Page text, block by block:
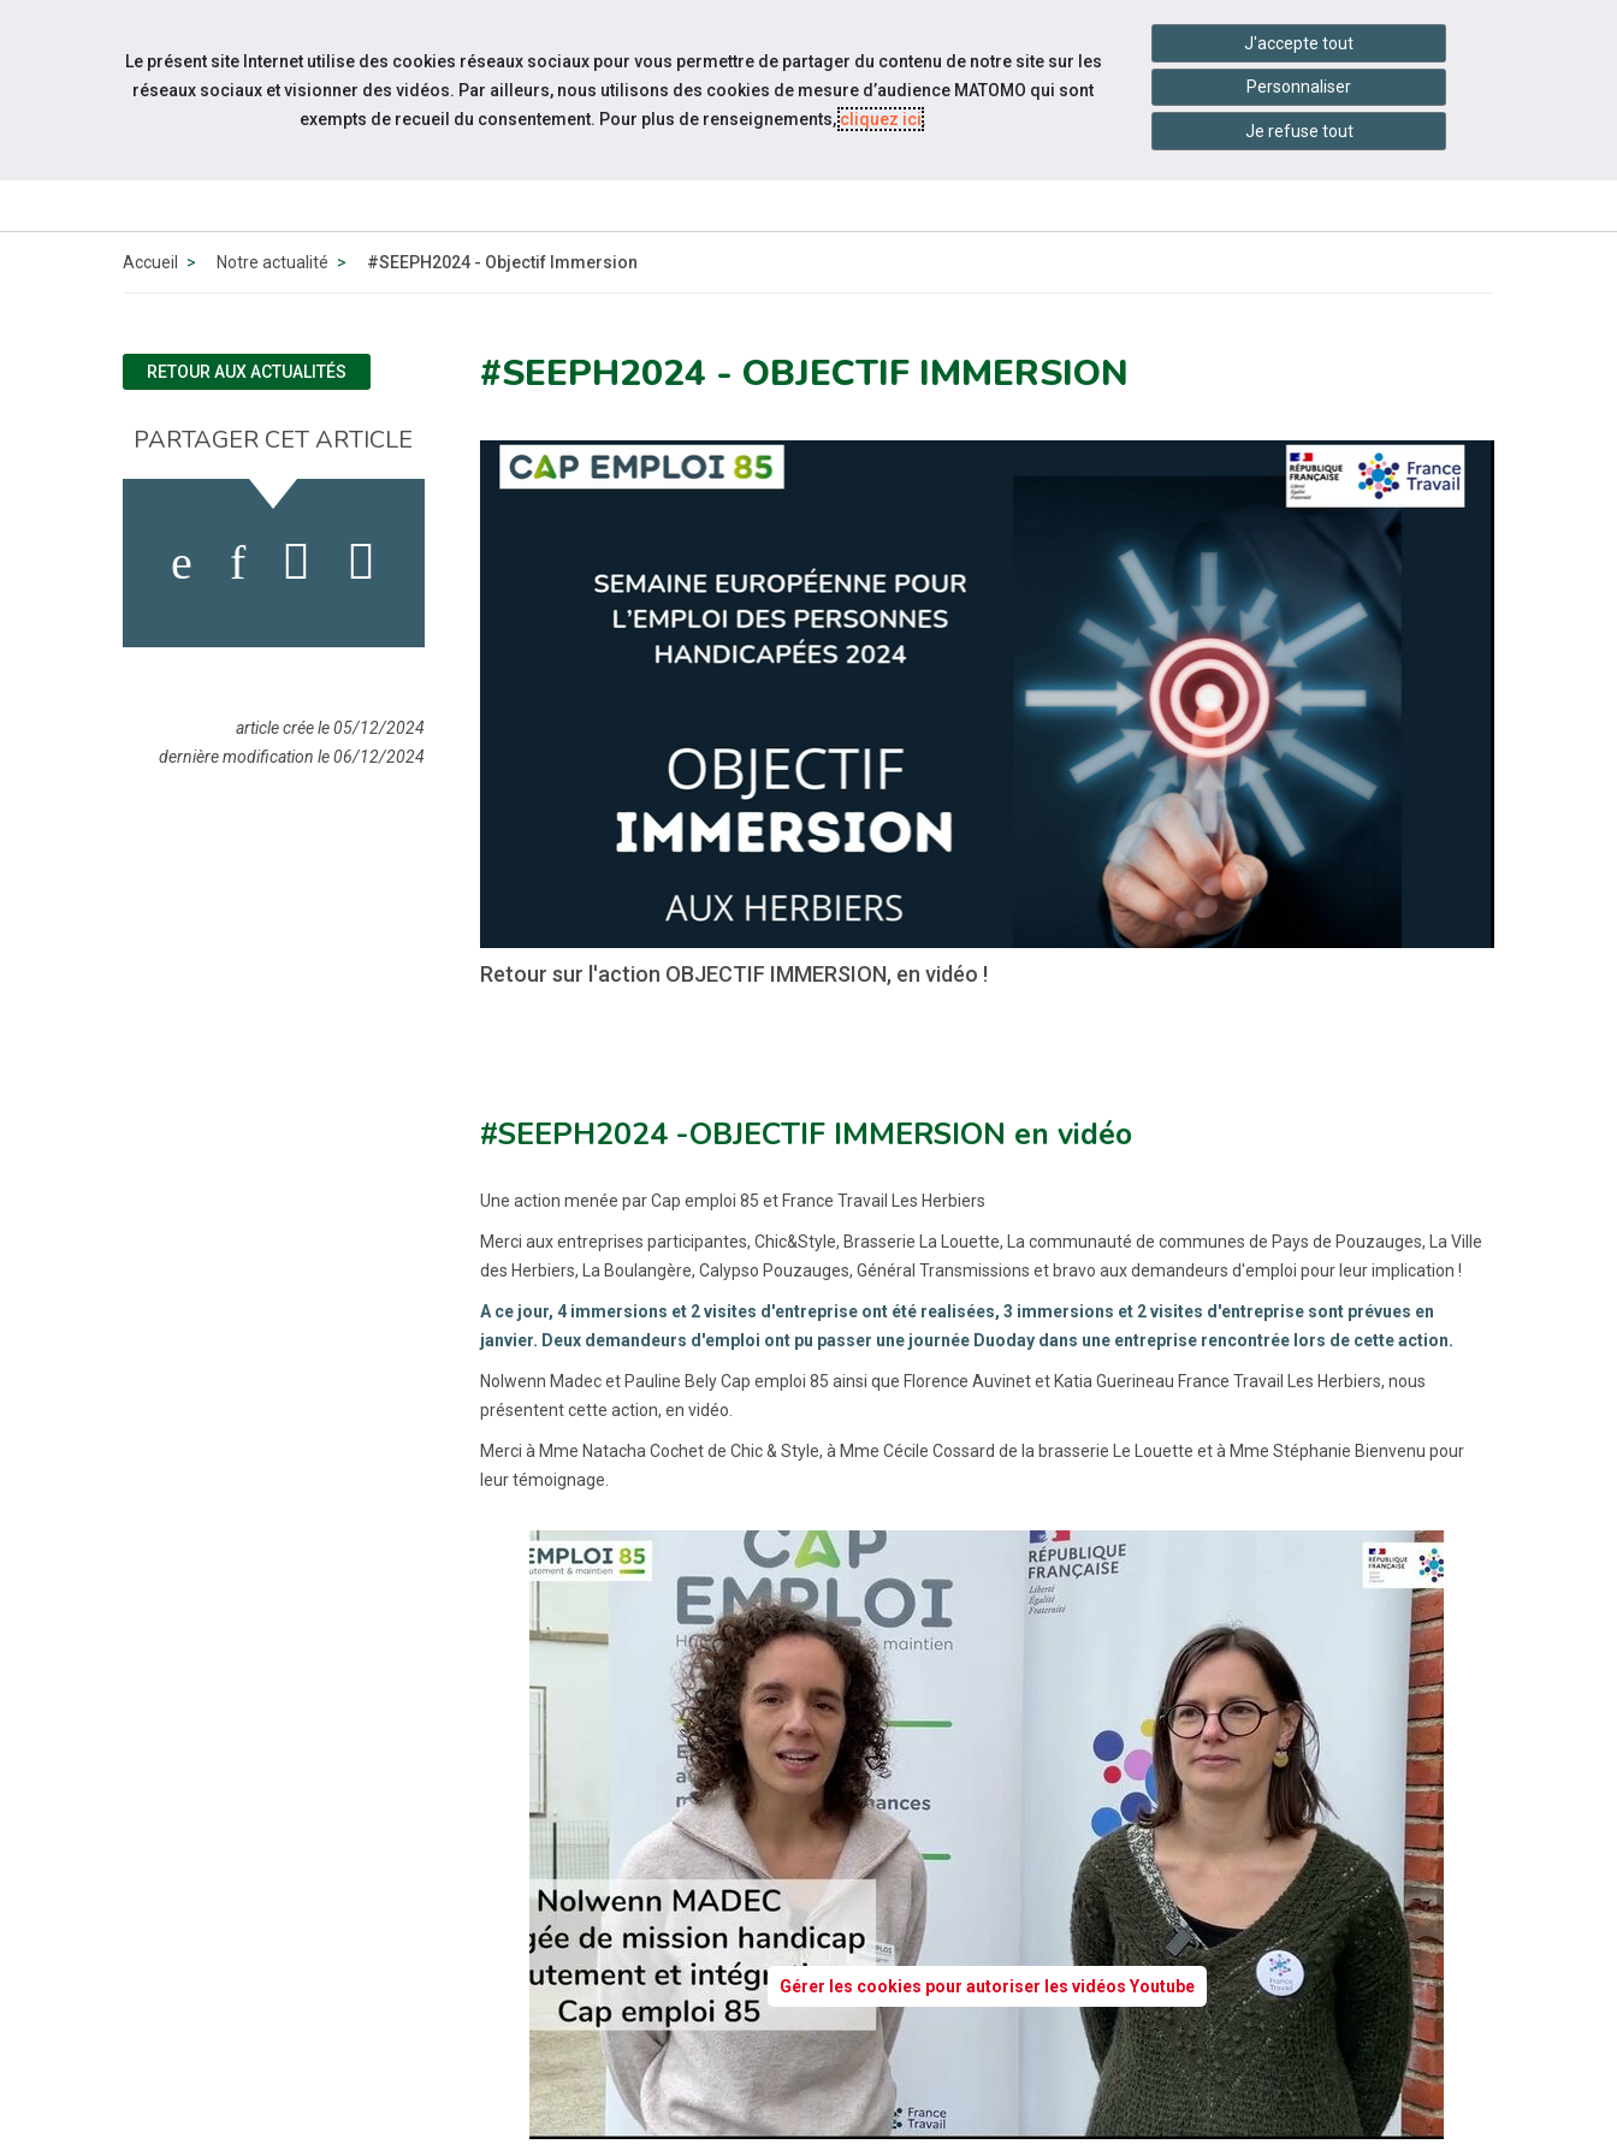
Aller au contenu
Accessibilité handshake Services en ligne
ESPACE
ESPACE
ÉVÉNEMENTS
PRATIQUES
Accueil Notre actualité #SEEPH2024 - Objectif Immersion
#SEEPH2024 - OBJECTIF IMMERSION
Retour sur l'action OBJECTIF IMMERSION, en vidéo !
#SEEPH2024 -OBJECTIF IMMERSION en vidéo
Une action menée par Cap emploi 85 et France Travail Les Herbiers
Merci aux entreprises participantes, Chic&Style, Brasserie La Louette, La communauté de communes de Pays de Pouzauges, La Ville
des Herbiers, La Boulangère, Calypso Pouzauges, Général Transmissions et bravo aux demandeurs d'emploi pour leur implication !
A ce jour, 4 immersions et 2 visites d'entreprise ont été realisées, 3 immersions et 2 visites d'entreprise sont prévues en
janvier. Deux demandeurs d'emploi ont pu passer une journée Duoday dans une entreprise rencontrée lors de cette action.
Nolwenn Madec et Pauline Bely Cap emploi 85 ainsi que Florence Auvinet et Katia Guerineau France Travail Les Herbiers, nous
présentent cette action, en vidéo.
Merci à Mme Natacha Cochet de Chic & Style, à Mme Cécile Cossard de la brasserie Le Louette et à Mme Stéphanie Bienvenu pour
leur témoignage.
Gérer les cookies pour autoriser les vidéos Youtube
RETOUR AUX ACTUALITÉS
PARTAGER CET ARTICLE
article crée le 05/12/2024
dernière modification le 06/12/2024
Le présent site Internet utilise des cookies réseaux sociaux pour vous permettre de partager du contenu de notre site sur les
réseaux sociaux et visionner des vidéos. Par ailleurs, nous utilisons des cookies de mesure d’audience MATOMO qui sont
exempts de recueil du consentement. Pour plus de renseignements,cliquez ici.
J'accepte tout
Personnaliser
Je refuse tout